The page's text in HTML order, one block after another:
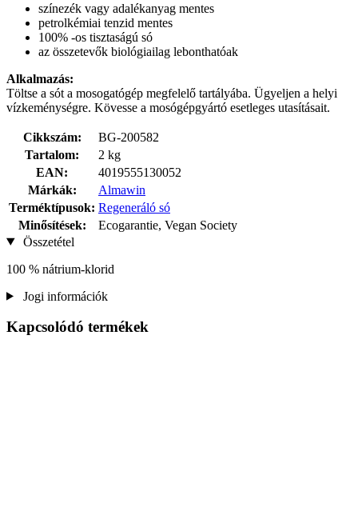
színezék vagy adalékanyag mentes
petrolkémiai tenzid mentes
100% -os tisztaságú só
az összetevők biológiailag lebonthatóak
Alkalmazás:
Töltse a sót a mosogatógép megfelelő tartályába. Ügyeljen a helyi
vízkeménységre. Kövesse a mosógépgyártó esetleges utasításait.
Cikkszám:
BG-200582
Tartalom:
2 kg
EAN:
4019555130052
Márkák:
Almawin
Terméktípusok: Regeneráló só
Minősítések:
Ecogarantie, Vegan Society
Összetétel
100 % nátrium-klorid
Jogi információk
Kapcsolódó termékek